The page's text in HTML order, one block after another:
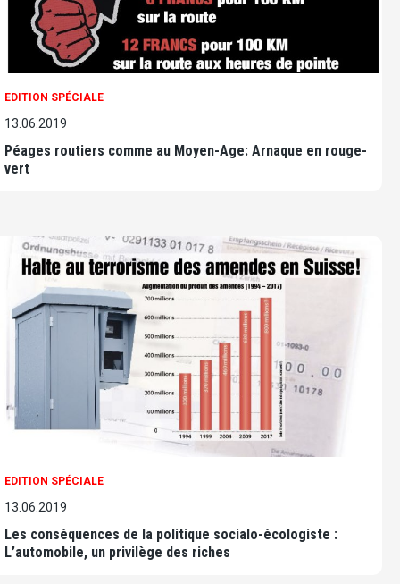
EDITION SPÉCIALE
13.06.2019
Péages routiers comme au Moyen-Age: Arnaque en rouge-
vert
EDITION SPÉCIALE
13.06.2019
Les conséquences de la politique socialo-écologiste :
L’automobile, un privilège des riches